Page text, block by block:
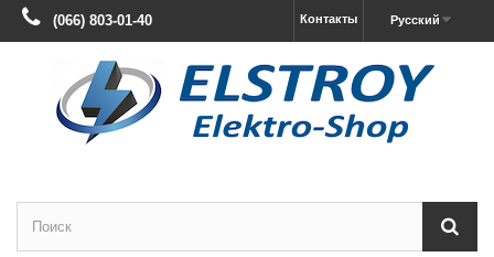
Русский
Контакты
(066) 803-01-40